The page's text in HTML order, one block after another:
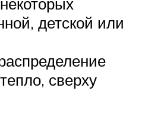
детской или
сверху